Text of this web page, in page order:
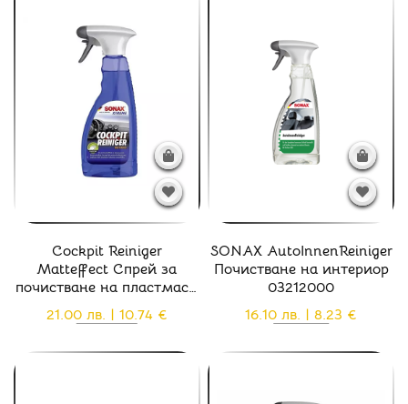
Cockpit Reiniger
Matteffect Спрей за
почистване на пластмаси
мат ефект - 02832410
21.00 лв. | 10.74 €
SONAX AutoInnenReiniger
Почистване на интериор
03212000
16.10 лв. | 8.23 €